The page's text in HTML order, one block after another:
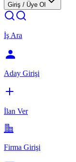
Giriş / Üye Ol
İş Ara
Aday Girişi
İlan Ver
Firma Girişi